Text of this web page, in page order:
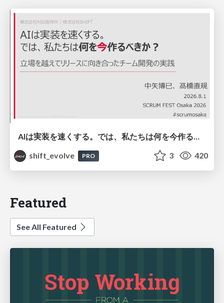
AIは実装を速くする。では、私たちは何を今作るべきか？－立場を越えてリリースに向き合ったチーム開発の実践 / 20260801 Hiromi Nakaya and Naoki Takahashi
shift_evolve
PRO 3 420
Featured
See All Featured